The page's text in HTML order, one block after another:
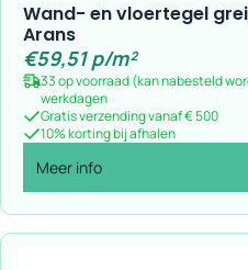
Wand- en vloertegel
Arans
€59,51p/m²
33 op voorraad (kan nabesteld
werkdagen
Gratis verzending vanaf € 500
10% korting bij afhalen
Meer info